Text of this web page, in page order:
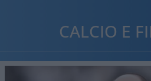
CALCIO E